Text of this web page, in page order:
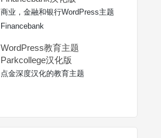
商业，金融和银行WordPress主题
Financebank
WordPress教育主题
Parkcollege汉化版
点金深度汉化的教育主题